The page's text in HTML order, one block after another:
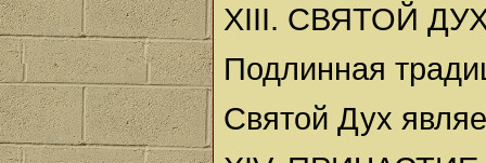
XIII. СВЯТОЙ
Подлинная
Святой Дух